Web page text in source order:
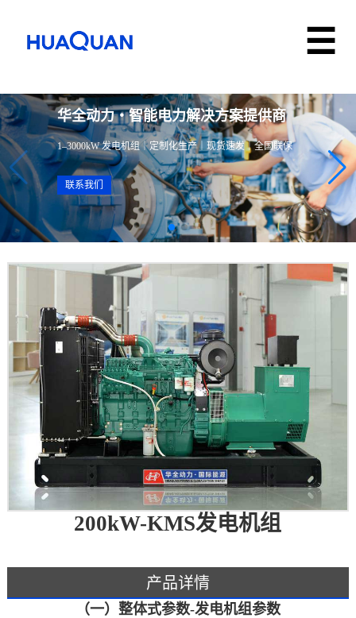
华全动力・智能电力解决方案提供商
1–3000kW 发电机组｜定制化生产｜现货速发｜全国联保
联系我们
200kW-KMS发电机组
产品详情
（一）整体式参数-发电机组参数